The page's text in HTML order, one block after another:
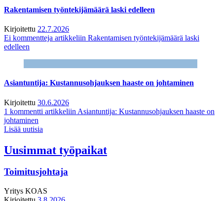
Rakentamisen työntekijämäärä laski edelleen
Kirjoitettu 22.7.2026
Ei kommentteja artikkeliin Rakentamisen työntekijämäärä laski
edelleen
Asiantuntija: Kustannusohjauksen haaste on johtaminen
Kirjoitettu 30.6.2026
1 kommentti artikkeliin Asiantuntija: Kustannusohjauksen haaste on
johtaminen
Lisää uutisia
Uusimmat työpaikat
Toimitusjohtaja
Yritys KOAS